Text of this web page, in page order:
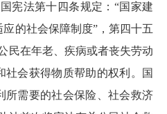
宪法第十四条规定：“国家建
的社会保障制度”，第四十五
民在年老、疾病或者丧失劳动
社会获得物质帮助的权利。国
所需要的社会保险、社会救济